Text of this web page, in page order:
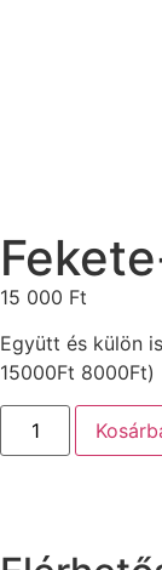
15 000 Ft
Együtt és külön
15000Ft 8000Ft)